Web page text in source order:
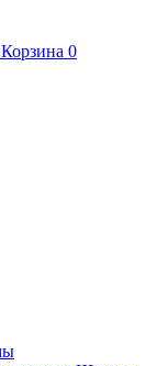
Корзина 0